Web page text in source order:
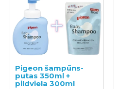
Pigeon šampūns-
putas 350ml +
pildviela 300ml